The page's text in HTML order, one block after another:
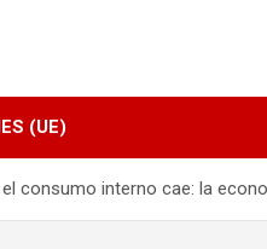
(UE)
consumo interno cae: la